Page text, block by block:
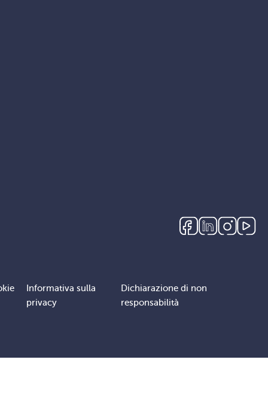
Informativa sulla
privacy
Dichiarazione di non
responsabilità